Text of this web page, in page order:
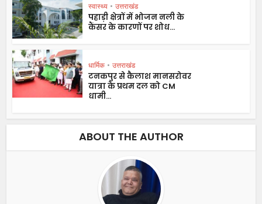
स्वास्थ्य • उत्तराखंड
पहाड़ी क्षेत्रों में भोजन नली के
कैंसर के कारणों पर शोध...
धार्मिक • उत्तराखंड
टनकपुर से कैलाश मानसरोवर
यात्रा के प्रथम दल को CM
धामी...
ABOUT THE AUTHOR